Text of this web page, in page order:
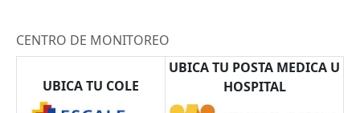
CENTRO DE MONITOREO
UBICA TU COLE
UBICA TU POSTA MEDICA U
HOSPITAL